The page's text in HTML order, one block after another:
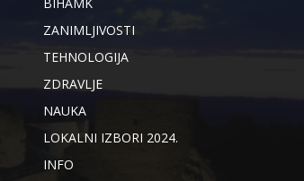
ZANIMLJIVOSTI
TEHNOLOGIJA
ZDRAVLJE
NAUKA
LOKALNI IZBORI 2024.
INFO